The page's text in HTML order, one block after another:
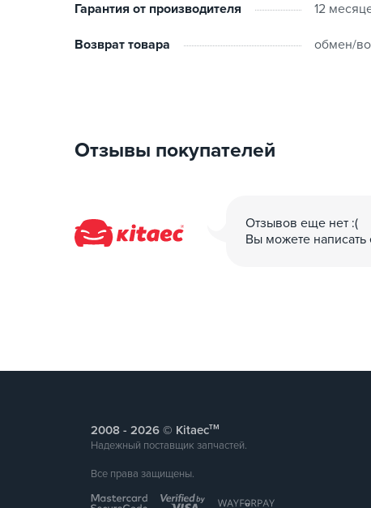
Гарантия от производителя 12
Возврат товара обмен/
Отзывы покупателей
Отзывов еще нет :(
Вы можете
2008 - © Kitaecтм
Надежный поставщик запчастей.
Все права защищены.